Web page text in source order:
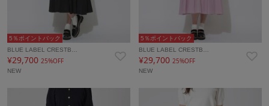
5％ポイントバック
BLUE LABEL CRESTB…
¥29,700 25%OFF
NEW
5％ポイントバック
BLUE LABEL CRESTB…
¥29,70025%OFF
NEW